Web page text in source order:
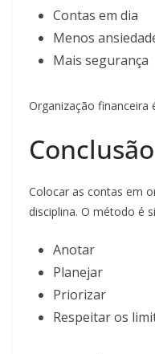
Contas em dia
Menos
Mais segurança
Organização financeira
Conclusão
Colocar as contas em
disciplina. O método é
Anotar
Planejar
Priorizar
Respeitar os